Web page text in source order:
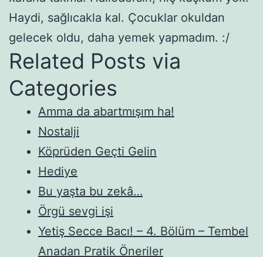
Haydi, sağlıcakla kal. Çocuklar okuldan
gelecek oldu, daha yemek yapmadım. :/
Related Posts via
Categories
Amma da abartmışım ha!
Nostalji
Köprüden Geçti Gelin
Hediye
Bu yaşta bu zekâ…
Örgü sevgi işi
Yetiş Secce Bacı! – 4. Bölüm – Tembel
Anadan Pratik Öneriler